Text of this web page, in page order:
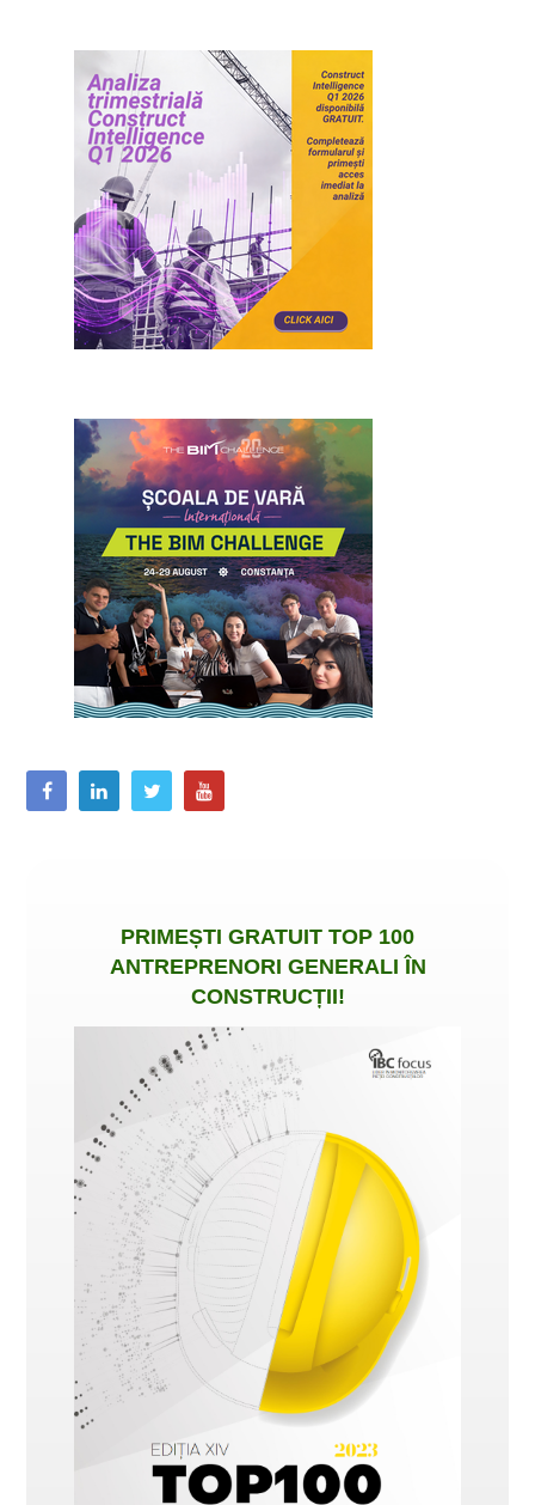
PRIMEȘTI GRATUIT TOP 100
ANTREPRENORI GENERALI ÎN
CONSTRUCȚII!